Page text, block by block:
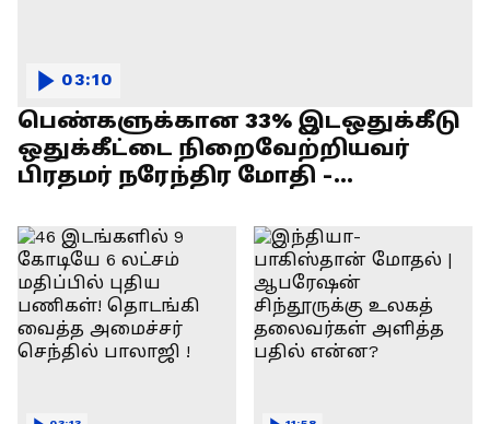
பெண்களுக்கான 33% இடஒதுக்கீடு
ஒதுக்கீட்டை நிறைவேற்றியவர்
பிரதமர் நரேந்திர மோதி -
03:10